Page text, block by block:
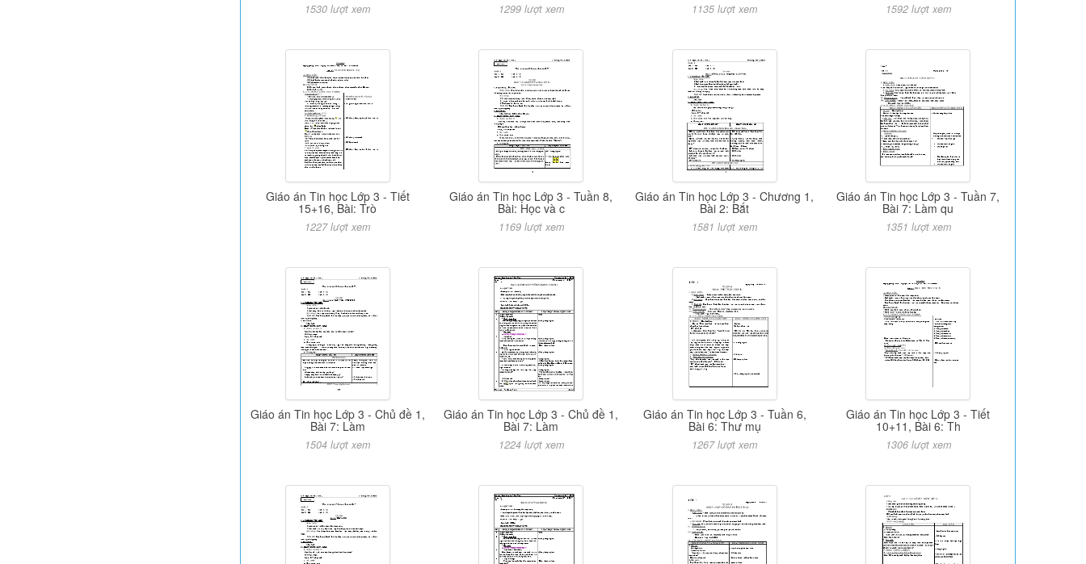
1530 lượt xem 1299 lượt xem 1135 lượt xem 1592 lượt xem
Giáo án Tin học Lớp 3 - Tiết
15+16, Bài: Trò
1227 lượt xem
Giáo án Tin học Lớp 3 - Tuần 8,
Bài: Học và c
1169 lượt xem
Giáo án Tin học Lớp 3 - Chương 1,
Bài 2: Bắt
1581 lượt xem
Giáo án Tin học Lớp 3 - Tuần 7,
Bài 7: Làm qu
1351 lượt xem
Giáo án Tin học Lớp 3 - Chủ đề 1,
Bài 7: Làm
1504 lượt xem
Giáo án Tin học Lớp 3 - Chủ đề 1,
Bài 7: Làm
1224 lượt xem
Giáo án Tin học Lớp 3 - Tuần 6,
Bài 6: Thư mụ
1267 lượt xem
Giáo án Tin học Lớp 3 - Tiết
10+11, Bài 6: Th
1306 lượt xem